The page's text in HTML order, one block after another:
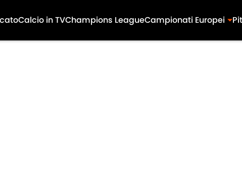
Calcio in TVChampions LeagueCampionati Europei